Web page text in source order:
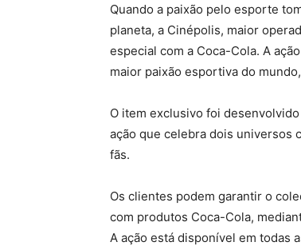
Quando a paixão pelo esporte
planeta, a Cinépolis, maior
especial com a Coca-Cola. A
maior paixão esportiva do
O item exclusivo foi
ação que celebra dois universos
fãs.
Os clientes podem garantir o
com produtos Coca-Cola,
A ação está disponível em todas